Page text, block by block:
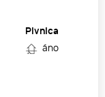
Pivnica
áno